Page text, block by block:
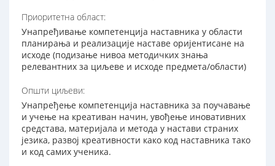
Приоритетна област:
Унапређивање компетенција наставника у области
планирања и реализације наставе оријентисане на
исходе (подизање нивоа методичких знања
релевантних за циљеве и исходе предмета/области)
Општи циљеви:
Унапређење компетенција наставника за поучавање
и учење на креативан начин, увођење иновативних
средстава, материјала и метода у настави страних
језика, развој креативности како код наставника тако
и код самих ученика.